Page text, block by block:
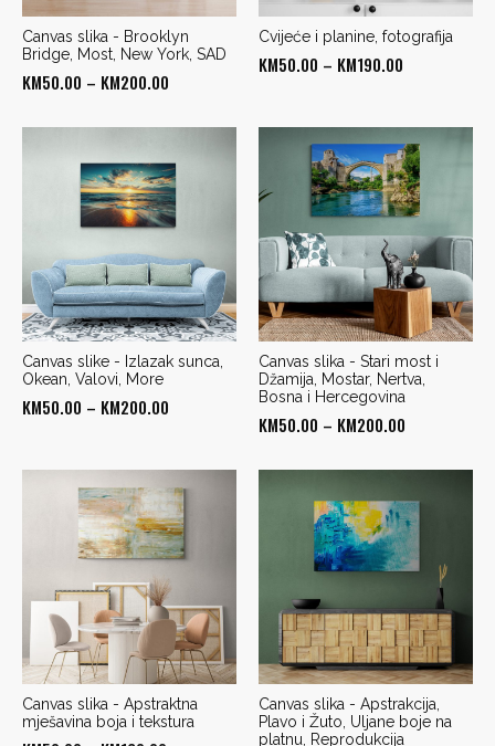
Canvas slika - Brooklyn
Bridge, Most, New York, SAD
KM50.00 – KM200.00
through
KM200.00
Cvijeće i planine, fotografija
KM50.00 – KM190.00
through
KM190.00
Canvas slike - Izlazak sunca,
Okean, Valovi, More
KM50.00 – KM200.00
through
KM200.00
Canvas slika - Stari most i
Džamija, Mostar, Nertva,
Bosna i Hercegovina
KM50.00 – KM200.00
through
KM200.00
Canvas slika - Apstraktna
mješavina boja i tekstura
Canvas slika - Apstrakcija,
Plavo i Žuto, Uljane boje na
platnu, Reprodukcija